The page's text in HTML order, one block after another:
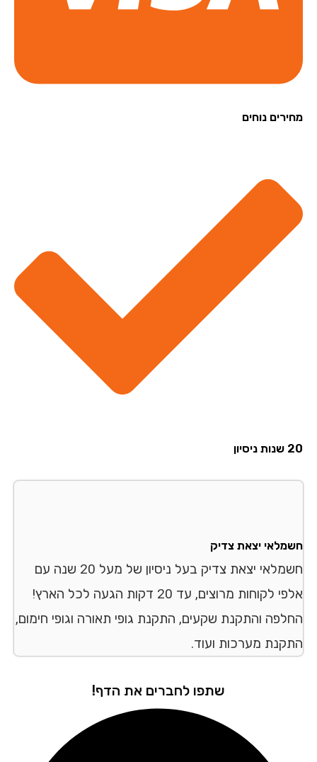
נוחים
יצאת צדיק
חשמלאי יצאת צדיק בעל ניסיון של מעל 20 שנה עם
אלפי לקוחות מרוצים, עד 20 דקות הגעה לכל הארץ!
והתקנת שקעים, התקנת גופי תאורה וגופי חימום,
מערכות ועוד.
שתפו לחברים את הדף!